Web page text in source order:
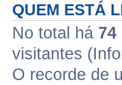
QUEM ESTÁ
No total há 74
visitantes
O recorde de